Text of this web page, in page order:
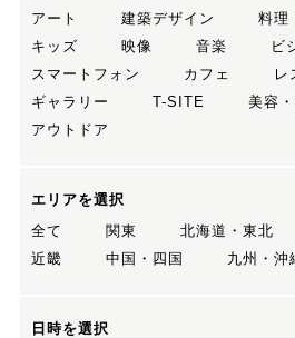
アート
建築デザイン 料理
キッズ
映像 音楽
ビ
スマートフォン
カフェ レ
ギャラリー
T-SITE 美容
アウトドア
エリアを選択
全て
関東 北海道・東北
近畿
中国・四国 九州・沖
日時を選択